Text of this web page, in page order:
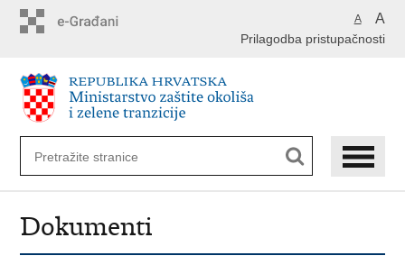
A A
Prilagodba pristupačnosti
Dokumenti